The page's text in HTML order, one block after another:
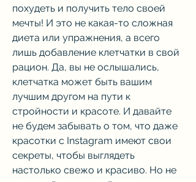
похудеть и получить тело своей
мечты! И это не какая-то сложная
диета или упражнения, а всего
лишь добавление клетчатки в свой
рацион. Да, вы не ослышались,
клетчатка может быть вашим
лучшим другом на пути к
стройности и красоте. И давайте
не будем забывать о том, что даже
красотки с Instagram имеют свои
секреты, чтобы выглядеть
настолько свежо и красиво. Но не